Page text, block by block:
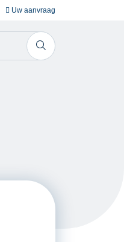
Uw aanvraag